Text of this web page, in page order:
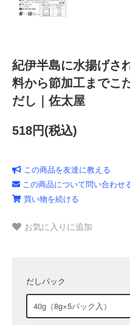
紀伊半島に水揚げさ
料から節加工までこ
だし｜佐太屋
518円(税込)
この商品を友達に教える
この商品について問い合わせ
買い物を続ける
お気に入りに追加
だしパック